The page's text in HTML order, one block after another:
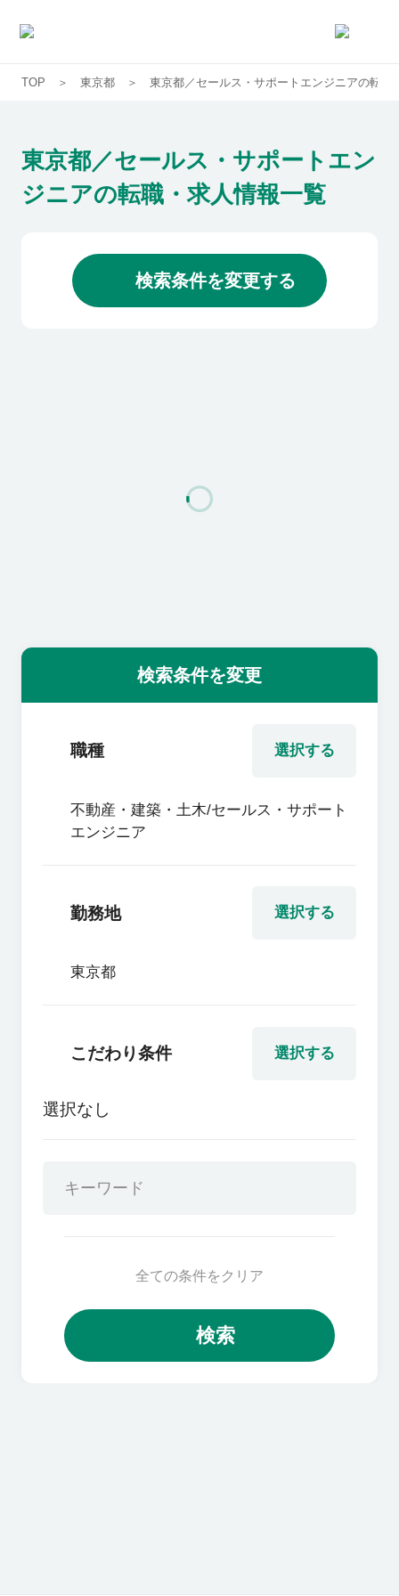
求人一覧
企業一覧
お気に入り求人
よくあるご質問
企業の担当者様
TOP 東京都 東京都／セールス・サポートエンジニアの転職
東京都／セールス・サポートエン
ジニアの転職・求人情報一覧
検索条件を変更する
検索条件を変更
選択する
職種
不動産・建築・土木/セールス・サポート
エンジニア
選択する
勤務地
東京都
選択する
こだわり条件
選択なし
全ての条件をクリア
検索